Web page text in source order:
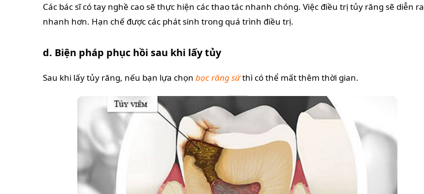
Các bác sĩ có tay nghề cao sẽ thực hiện các thao tác nhanh chóng. Việc điều trị tủy răng sẽ diễn ra
nhanh hơn. Hạn chế được các phát sinh trong quá trình điều trị.
d. Biện pháp phục hồi sau khi lấy tủy
Sau khi lấy tủy răng, nếu bạn lựa chọn bọc răng sứthì có thể mất thêm thời gian.